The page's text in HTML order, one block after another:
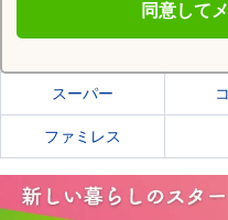
同意して
松江市の施設一覧
スーパー
ファミレス